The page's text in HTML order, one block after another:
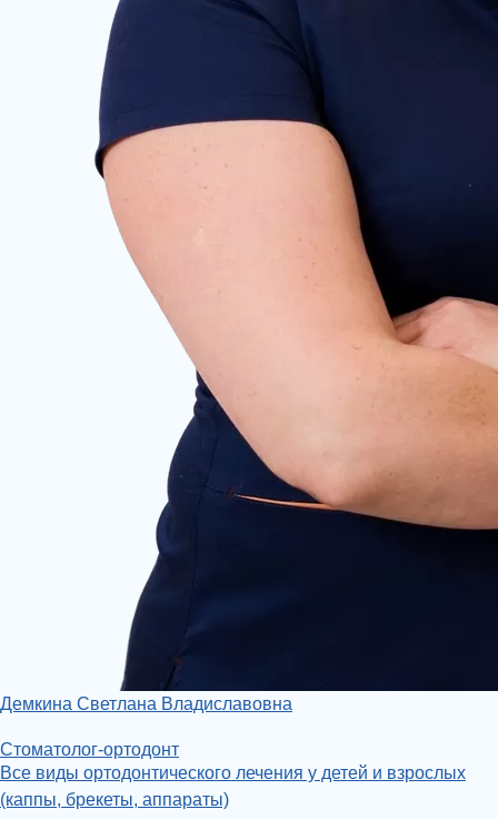
Демкина Светлана Владиславовна
Стоматолог-ортодонт
Все виды ортодонтического лечения у детей и взрослых
(каппы, брекеты, аппараты)